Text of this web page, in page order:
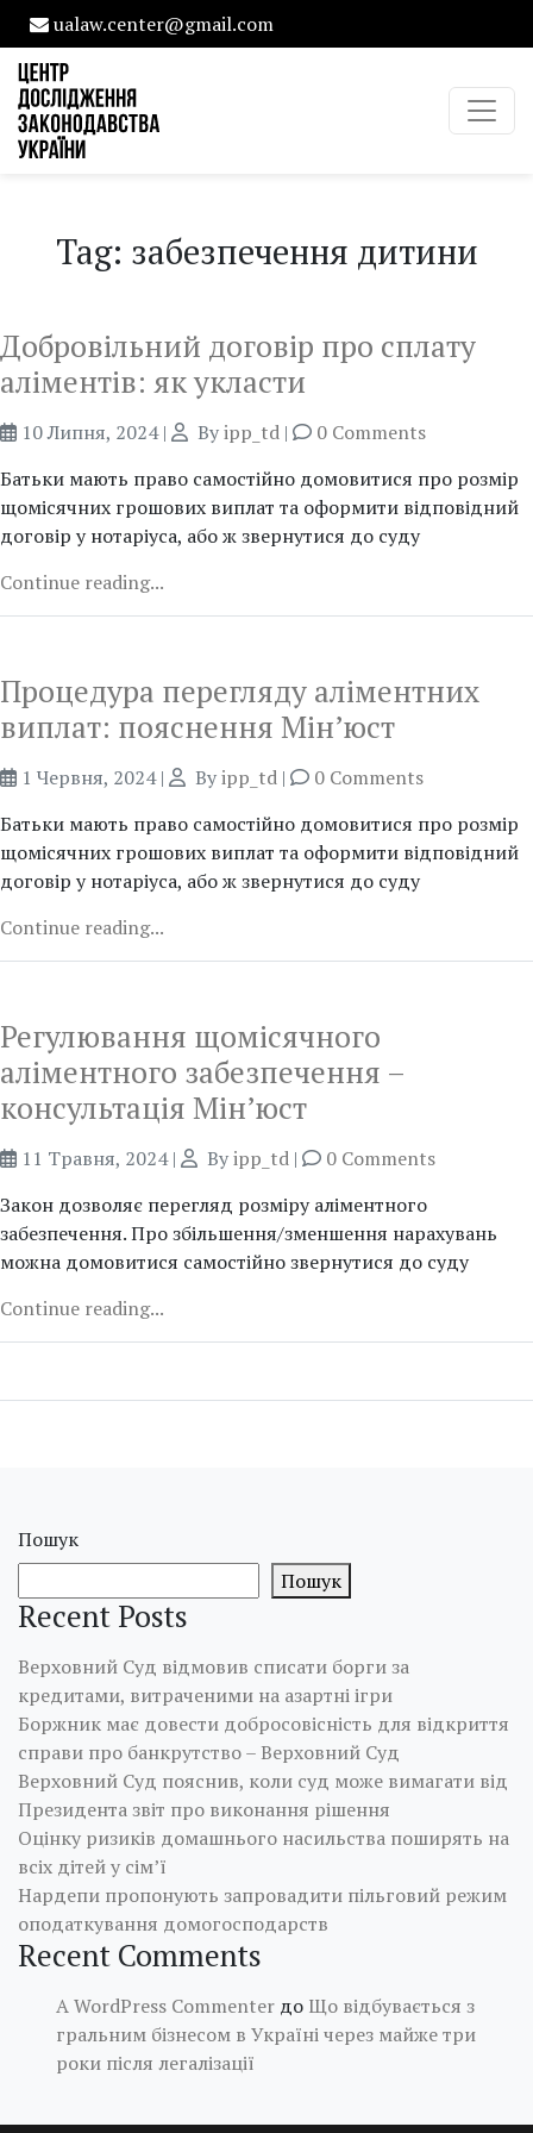
ualaw.center@gmail.com
Tag: забезпечення дитини
Добровільний договір про сплату
аліментів: як укласти
10 Липня, 2024| Byipp_td |
0 Comments
Батьки мають право самостійно домовитися про розмір
щомісячних грошових виплат та оформити відповідний
договір у нотаріуса, або ж звернутися до суду
Continue reading...
Процедура перегляду аліментних
виплат: пояснення Мін’юст
1 Червня, 2024| Byipp_td |
0 Comments
Батьки мають право самостійно домовитися про розмір
щомісячних грошових виплат та оформити відповідний
договір у нотаріуса, або ж звернутися до суду
Continue reading...
Регулювання щомісячного
аліментного забезпечення –
консультація Мін’юст
11 Травня, 2024| Byipp_td |
0 Comments
Закон дозволяє перегляд розміру аліментного
забезпечення. Про збільшення/зменшення нарахувань
можна домовитися самостійно звернутися до суду
Continue reading...
Пошук
Пошук
Recent Posts
Верховний Суд відмовив списати борги за
кредитами, витраченими на азартні ігри
Боржник має довести добросовісність для відкриття
справи про банкрутство – Верховний Суд
Верховний Суд пояснив, коли суд може вимагати від
Президента звіт про виконання рішення
Оцінку ризиків домашнього насильства поширять на
всіх дітей у сім’ї
Нардепи пропонують запровадити пільговий режим
оподаткування домогосподарств
Recent Comments
A WordPress Commenter до Що відбувається з
гральним бізнесом в Україні через майже три
роки після легалізації